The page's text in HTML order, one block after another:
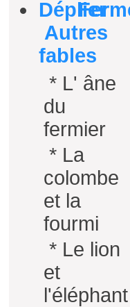
Autres
fables
* L' âne
du
fermier
* La
colombe
et la
fourmi
* Le lion
et
l'éléphant